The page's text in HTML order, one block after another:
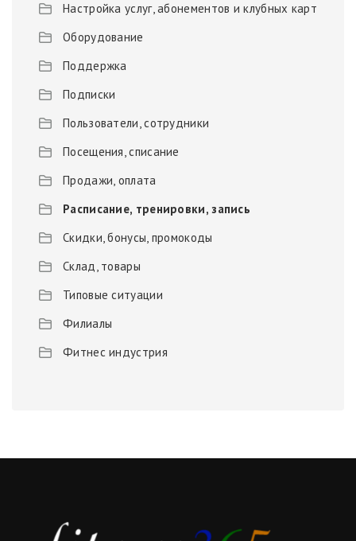
Настройка услуг, абонементов и клубных карт
Оборудование
Поддержка
Подписки
Пользователи, сотрудники
Посещения, списание
Продажи, оплата
Расписание, тренировки, запись
Скидки, бонусы, промокоды
Склад, товары
Типовые ситуации
Филиалы
Фитнес индустрия